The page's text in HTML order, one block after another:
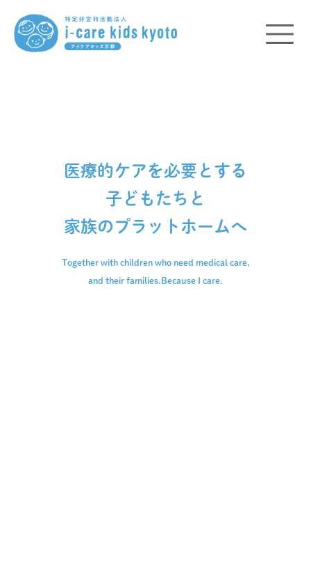
医療的ケアを必要とする
子どもたちと
家族のプラットホームへ
Together with children who need medical care,
and their families.Because I care.